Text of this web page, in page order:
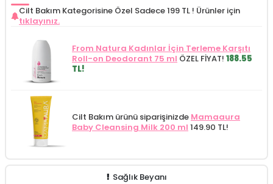
Cilt Bakım Kategorisine Özel Sadece 199 TL ! Ürünler için
tıklayınız.
From Natura Kadınlar İçin Terleme Karşıtı
Roll-on Deodorant 75 ml ÖZEL FİYAT! 188.55
TL!
Cilt Bakım ürünü siparişinizde Mamaaura
Baby Cleansing Milk 200 ml 149.90 TL!
Sağlık Beyanı